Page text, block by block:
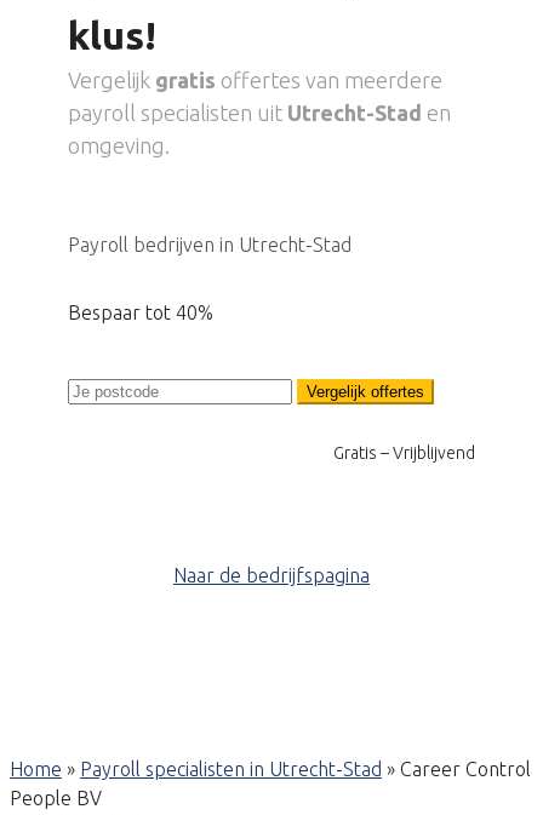
klus!
Vergelijk gratis offertes van meerdere
payroll specialisten uit Utrecht-Stad en
omgeving.
Payroll bedrijven in Utrecht-Stad
Bespaar tot 40%
Vergelijk offertes
Gratis – Vrijblijvend
Naar de bedrijfspagina
Home » Payroll specialisten in Utrecht-Stad » Career Control
People BV